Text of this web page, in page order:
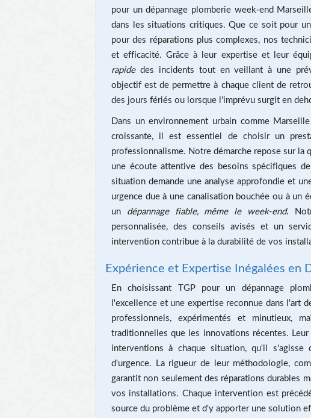
pour un dépannage plomberie week-end
dans les situations critiques. Que ce soit pour
pour des réparations plus complexes, nos
et efficacité. Grâce à leur expertise et leur
rapidedes incidents tout en veillant à une
objectif est de permettre à chaque client de
des jours fériés ou lorsque l'imprévu surgit en
Dans un environnement urbain comme
croissante, il est essentiel de choisir un
professionnalisme. Notre démarche repose sur
une écoute attentive des besoins spécifiques
situation demande une analyse approfondie et
urgence due à une canalisation bouchée ou à un
un dépannage fiable, même le week-end.
personnalisée, des conseils avisés et un
intervention contribue à la durabilité de vos
Expérience et Expertise Inégalées en
En choisissant TGP pour un dépannage
l'excellence et une expertise reconnue dans l'art
professionnels, expérimentés et minutieux,
traditionnelles que les innovations récentes.
interventions à chaque situation, qu'il
d'urgence. La rigueur de leur méthodologie,
garantit non seulement des réparations durables
vos installations. Chaque intervention est
source du problème et d'y apporter une solution